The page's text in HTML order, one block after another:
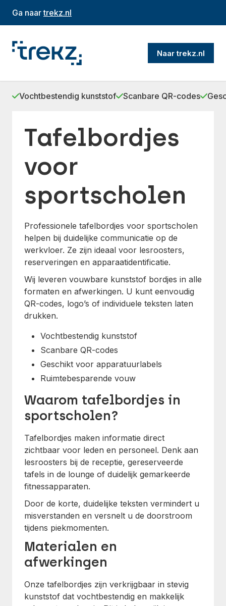
Ga naartrekz.nl
Naar trekz.nl
Vochtbestendig kunststof Scanbare QR-codes
Tafelbordjes
voor
sportscholen
Professionele tafelbordjes voor sportscholen
helpen bij duidelijke communicatie op de
werkvloer. Ze zijn ideaal voor lesroosters,
reserveringen en apparaatidentificatie.
Wij leveren vouwbare kunststof bordjes in alle
formaten en afwerkingen. U kunt eenvoudig
QR-codes, logo’s of individuele teksten laten
drukken.
Vochtbestendig kunststof
Scanbare QR-codes
Geschikt voor apparatuurlabels
Ruimtebesparende vouw
Waarom tafelbordjes in
sportscholen?
Tafelbordjes maken informatie direct
zichtbaar voor leden en personeel. Denk aan
lesroosters bij de receptie, gereserveerde
tafels in de lounge of duidelijk gemarkeerde
fitnessapparaten.
Door de korte, duidelijke teksten vermindert u
misverstanden en versnelt u de doorstroom
tijdens piekmomenten.
Materialen en
afwerkingen
Onze tafelbordjes zijn verkrijgbaar in stevig
kunststof dat vochtbestendig en makkelijk